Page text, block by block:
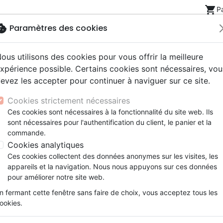
shopping_cart
NouveautésBibles
Segond 21
Segond
NEG
Livres
Famille, couple
Souffrance, Relation d'aide
Santé
eBooks
Couple
Méditations
Souffrance, Relation d'aide
Psychologie
Jeunesse
ans
Bibles jeunesse
Latino, Folk
Soul
Instrumental
Louange, Adoration
Hardrock, Métal
conférences
Documentaires, reportages
Accessoires de Bible
Papeterie
Der Römerbrief - Antworten zum Bibelstudium in 33
Der Römerbrief
Antworten zum Bibelstudium in 33
Auteur :Marko Schubert
RéférenceCS644121 EAN9783867161213
Description
In diesem Buch finden sich wertvolle
Lektionen des Kursbuches. Dieses
Paramètres des cookies
utilisons des cookies pour vous offrir la meilleure
possible. Certains cookies sont nécessaires,
les accepter pour continuer à naviguer sur ce site.
Cookies strictement nécessaires
Ces cookies sont nécessaires à la fonctionnalité du site web. Ils
sont nécessaires pour l'authentification du client, le panier et la
commande.
Cookies analytiques
Ces cookies collectent des données anonymes sur les visites, les
appareils et la navigation. Nous nous appuyons sur ces données
pour améliorer notre site web.
fermant cette fenêtre sans faire de choix, vous acceptez tous les